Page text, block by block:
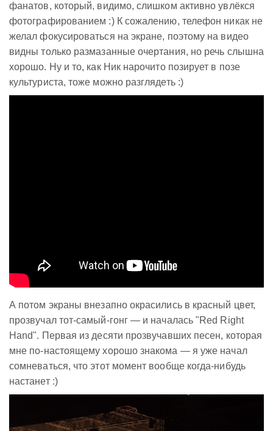
фанатов, который, видимо, слишком активно увлёкся
фотографированием :) К сожалению, телефон никак не
желал фокусироваться на экране, поэтому на видео
видны только размазанные очертания, но речь слышна
хорошо. Ну и то, как Ник нарочито позирует в позе
культуриста, тоже можно разглядеть :)
А потом экраны внезапно окрасились в красный цвет,
прозвучал тот-самый-гонг — и началась "Red Right
Hand". Первая из десяти прозвучавших песен, которая
мне по-настоящему хорошо знакома — я уже начал
сомневаться, что этот момент вообще когда-нибудь
настанет :)